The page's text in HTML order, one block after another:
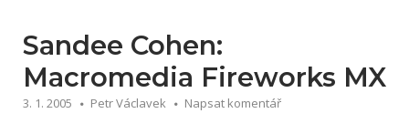
Sandee Cohen:
Macromedia Fireworks MX
3. 1. 2005 Petr Václavek Napsat komentář